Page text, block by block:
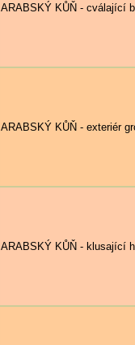
ARABSKÝ KŮŇ - cválající
ARABSKÝ KŮŇ - exteriér
ARABSKÝ KŮŇ - klusající